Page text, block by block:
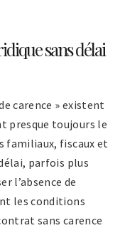
sans délai
carence » existent
presque toujours le
familiaux, fiscaux et
parfois plus
l’absence de
les conditions
sans carence